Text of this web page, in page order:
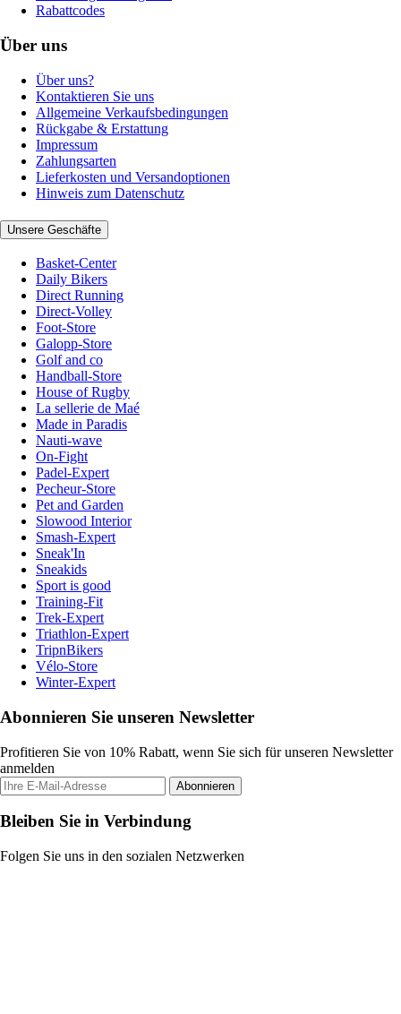
Rabattcodes
Über uns
Über uns?
Kontaktieren Sie uns
Allgemeine Verkaufsbedingungen
Rückgabe & Erstattung
Impressum
Zahlungsarten
Lieferkosten und Versandoptionen
Hinweis zum Datenschutz
Unsere Geschäfte
Basket-Center
Daily Bikers
Direct Running
Direct-Volley
Foot-Store
Galopp-Store
Golf and co
Handball-Store
House of Rugby
La sellerie de Maé
Made in Paradis
Nauti-wave
On-Fight
Padel-Expert
Pecheur-Store
Pet and Garden
Slowood Interior
Smash-Expert
Sneak'In
Sneakids
Sport is good
Training-Fit
Trek-Expert
Triathlon-Expert
TripnBikers
Vélo-Store
Winter-Expert
Abonnieren Sie unseren Newsletter
Profitieren Sie von 10% Rabatt, wenn Sie sich für unseren Newsletter
anmelden
Abonnieren
Bleiben Sie in Verbindung
Folgen Sie uns in den sozialen Netzwerken